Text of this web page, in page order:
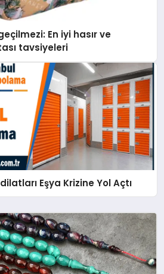
En iyi hasır ve
tavsiyeleri
Eşya Krizine Yol Açtı